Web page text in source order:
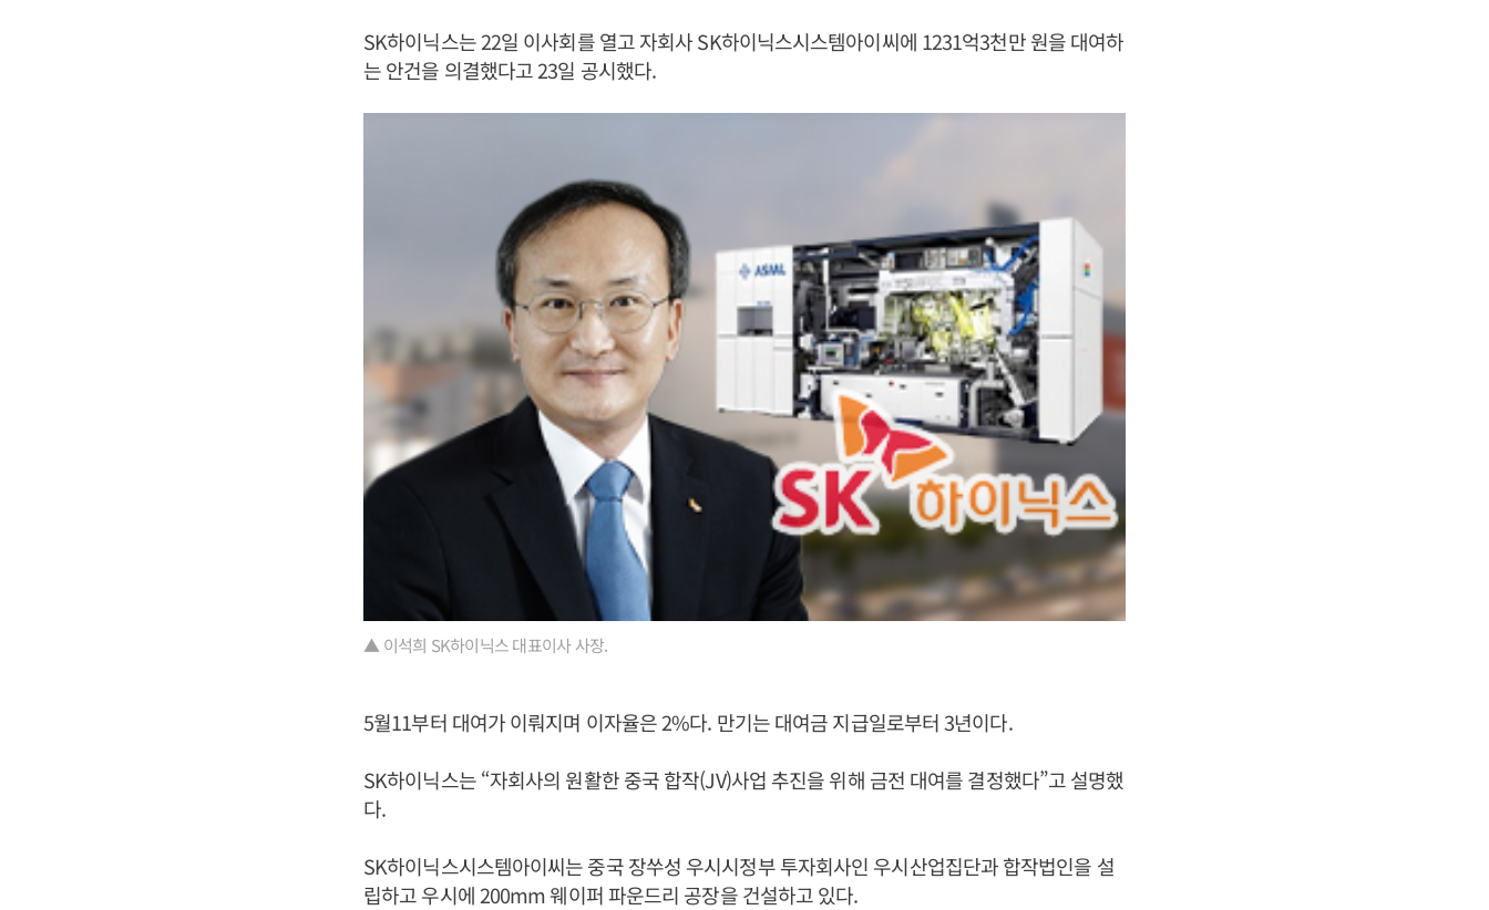
SK하이닉스는 22일 이사회를 열고 자회사 SK하이닉스시스템아이씨에 1231억3천만 원을 대여하
는 안건을 의결했다고 23일 공시했다.
▲ 이석희 SK하이닉스 대표이사 사장.
5월11부터 대여가 이뤄지며 이자율은 2%다. 만기는 대여금 지급일로부터 3년이다.
SK하이닉스는 “자회사의 원활한 중국 합작(JV)사업 추진을 위해 금전 대여를 결정했다”고 설명했
다.
SK하이닉스시스템아이씨는 중국 장쑤성 우시시정부 투자회사인 우시산업집단과 합작법인을 설
립하고 우시에 200mm 웨이퍼 파운드리 공장을 건설하고 있다.